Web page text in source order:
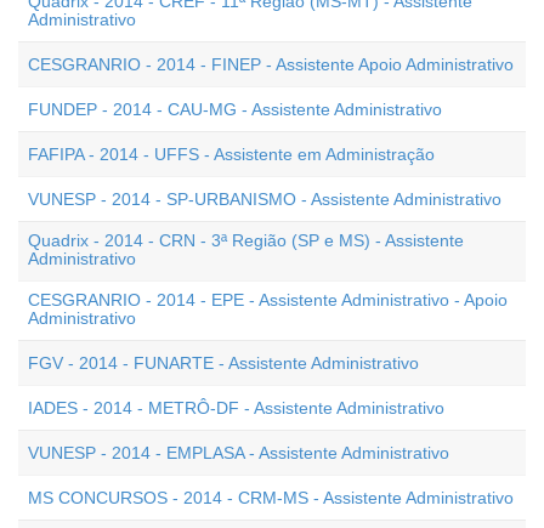
Administrativo
CESGRANRIO - 2014 - FINEP - Assistente Apoio Administrativo
FUNDEP - 2014 - CAU-MG - Assistente Administrativo
FAFIPA - 2014 - UFFS - Assistente em Administração
VUNESP - 2014 - SP-URBANISMO - Assistente Administrativo
Quadrix - 2014 - CRN - 3ª Região (SP e MS) - Assistente
Administrativo
CESGRANRIO - 2014 - EPE - Assistente Administrativo - Apoio
Administrativo
FGV - 2014 - FUNARTE - Assistente Administrativo
IADES - 2014 - METRÔ-DF - Assistente Administrativo
VUNESP - 2014 - EMPLASA - Assistente Administrativo
MS CONCURSOS - 2014 - CRM-MS - Assistente Administrativo